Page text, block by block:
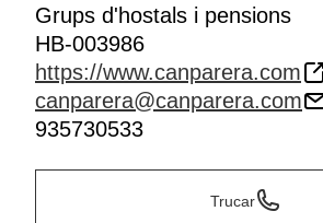
Grups d'hostals i pensions
HB-003986
https://www.canparera.com
canparera@canparera.com
935730533
Trucar